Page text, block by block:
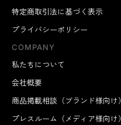
特定商取引法に基づく表示
プライバシーポリシー
COMPANY
私たちについて
会社概要
商品掲載相談（ブランド様向け）
プレスルーム（メディア様向け）